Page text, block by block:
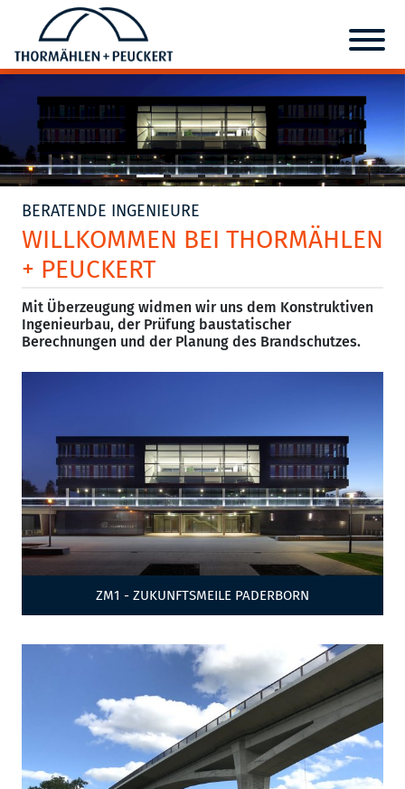
BERATENDE INGENIEURE
WILLKOMMEN BEI THORMÄHLEN
+ PEUCKERT
Mit Überzeugung widmen wir uns dem Konstruktiven
Ingenieurbau, der Prüfung baustatischer
Berechnungen und der Planung des Brandschutzes.
ZM1 - ZUKUNFTSMEILE PADERBORN